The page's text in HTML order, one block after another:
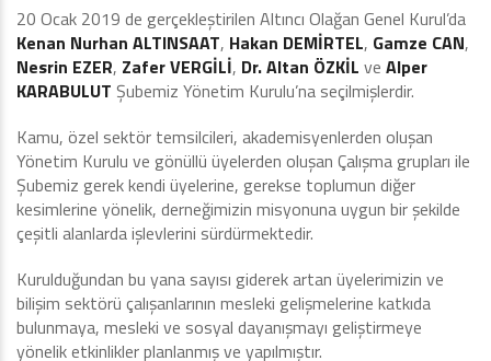
20 Ocak 2019 de gerçekleştirilen Altıncı Olağan Genel Kurul’da
Kenan Nurhan ALTINSAAT, Hakan DEMİRTEL, Gamze CAN,
Nesrin EZER, Zafer VERGİLİ, Dr. Altan ÖZKİL ve Alper
KARABULUT Şubemiz Yönetim Kurulu’na seçilmişlerdir.
Kamu, özel sektör temsilcileri, akademisyenlerden oluşan
Yönetim Kurulu ve gönüllü üyelerden oluşan Çalışma grupları ile
Şubemiz gerek kendi üyelerine, gerekse toplumun diğer
kesimlerine yönelik, derneğimizin misyonuna uygun bir şekilde
çeşitli alanlarda işlevlerini sürdürmektedir.
Kurulduğundan bu yana sayısı giderek artan üyelerimizin ve
bilişim sektörü çalışanlarının mesleki gelişmelerine katkıda
bulunmaya, mesleki ve sosyal dayanışmayı geliştirmeye
yönelik etkinlikler planlanmış ve yapılmıştır.